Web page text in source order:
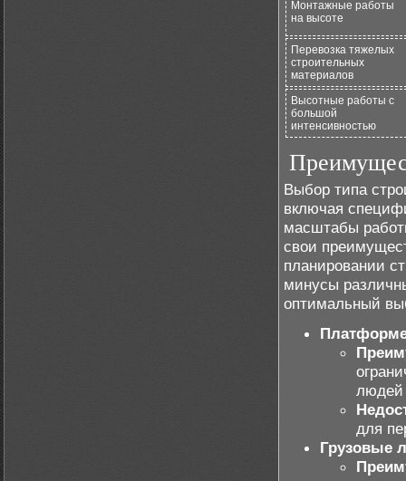
Монтажные работы
на высоте
Перевозка тяжелых
строительных
материалов
Высотные работы с
большой
интенсивностью
Выбор типа
включая
масштабы
свои
планировании
минусы
оптимальный
людей
для
Грузовые